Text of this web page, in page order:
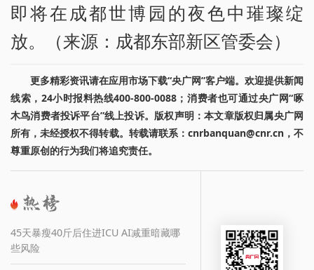
即将在成都世博园的夜色中璀璨绽
放。（来源：成都东部新区管委会）
更多精彩资讯请在应用市场下载“央广网”客户端。欢迎提供新闻
线索，24小时报料热线400-800-0088；消费者也可通过央广网“啄
木鸟消费者投诉平台”线上投诉。版权声明：本文章版权归属央广网
所有，未经授权不得转载。转载请联系：cnrbanquan@cnr.cn，不
尊重原创的行为我们将追究责任。
45天暴瘦40斤后住进ICU AI减重暗藏哪
些风险